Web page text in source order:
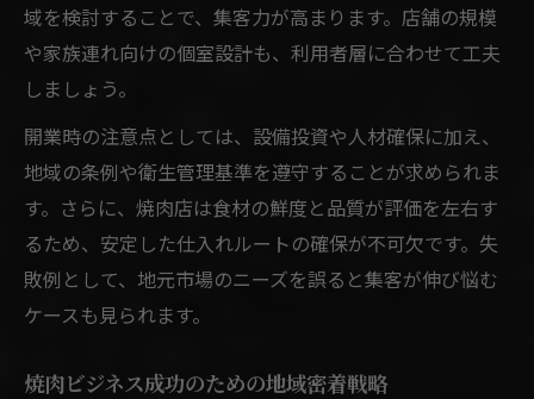
域を検討することで、集客力が高まります。店舗の規模
や家族連れ向けの個室設計も、利用者層に合わせて工夫
しましょう。
開業時の注意点としては、設備投資や人材確保に加え、
地域の条例や衛生管理基準を遵守することが求められま
す。さらに、焼肉店は食材の鮮度と品質が評価を左右す
るため、安定した仕入れルートの確保が不可欠です。失
敗例として、地元市場のニーズを誤ると集客が伸び悩む
ケースも見られます。
焼肉ビジネス成功のための地域密着戦略